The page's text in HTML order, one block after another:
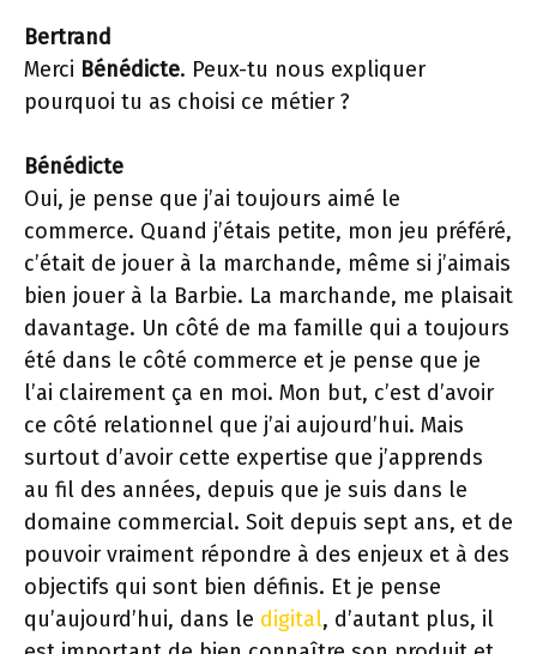
Bertrand
Merci Bénédicte. Peux-tu nous expliquer
pourquoi tu as choisi ce métier ?
Bénédicte
Oui, je pense que j’ai toujours aimé le
commerce. Quand j’étais petite, mon jeu préféré,
c’était de jouer à la marchande, même si j’aimais
bien jouer à la Barbie. La marchande, me plaisait
davantage. Un côté de ma famille qui a toujours
été dans le côté commerce et je pense que je
l’ai clairement ça en moi. Mon but, c’est d’avoir
ce côté relationnel que j’ai aujourd’hui. Mais
surtout d’avoir cette expertise que j’apprends
au fil des années, depuis que je suis dans le
domaine commercial. Soit depuis sept ans, et de
pouvoir vraiment répondre à des enjeux et à des
objectifs qui sont bien définis. Et je pense
qu’aujourd’hui, dans le digital, d’autant plus, il